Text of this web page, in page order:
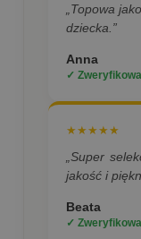
„Topowa
dziecka.”
Anna
✓
★★★★★
„Super
jakość i
Beata
✓